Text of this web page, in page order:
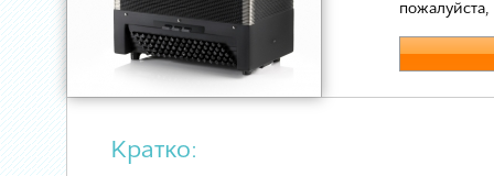
пожалуйста,
Кратко: